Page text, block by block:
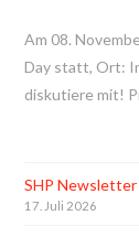
Am 08.
Day statt, Ort:
diskutiere mit!
SHP
17. Juli 2026